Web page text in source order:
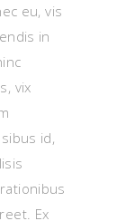
eu, vis
in
vix
id,
Ex